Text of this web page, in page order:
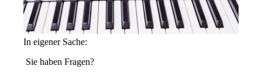
In eigener Sache:
Sie haben Fragen?